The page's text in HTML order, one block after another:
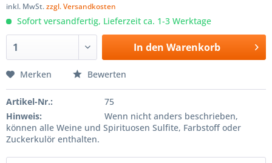
inkl. MwSt.zzgl. Versandkosten
Sofort versandfertig, Lieferzeit ca. 1-3 Werktage
In den Warenkorb
Merken Bewerten
Artikel-Nr.:
75
Hinweis:
Wenn nicht anders beschrieben,
können alle Weine und Spirituosen Sulfite, Farbstoff oder
Zuckerkulör enthalten.